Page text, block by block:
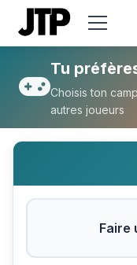
Tu
Tu
Choisis ton
autres joueurs
Faire